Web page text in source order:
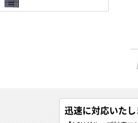
迅速に対応いた